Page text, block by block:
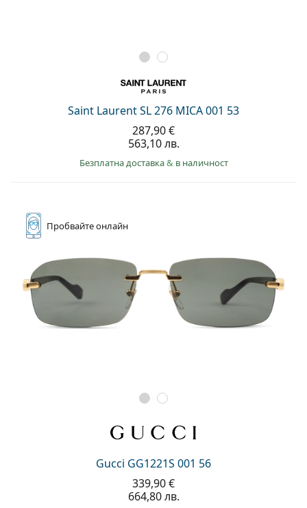
Saint Laurent SL 276 MICA 001 53
287,90 €
563,10 лв.
Безплатна доставка& в наличност
Пробвайтеонлайн
Gucci GG1221S 001 56
339,90 €
664,80 лв.